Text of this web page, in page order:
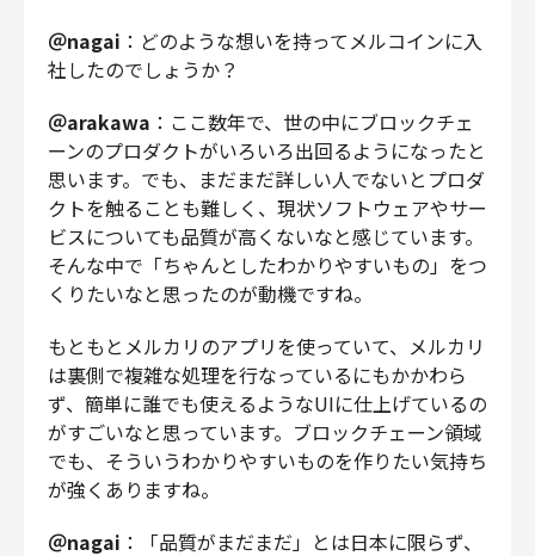
＠nagai ：どのような想いを持ってメルコインに入
社したのでしょうか？
＠arakawa ：ここ数年で、世の中にブロックチェ
ーンのプロダクトがいろいろ出回るようになったと
思います。でも、まだまだ詳しい人でないとプロダ
クトを触ることも難しく、現状ソフトウェアやサー
ビスについても品質が高くないなと感じています。
そんな中で「ちゃんとしたわかりやすいもの」をつ
くりたいなと思ったのが動機ですね。
もともとメルカリのアプリを使っていて、メルカリ
は裏側で複雑な処理を行なっているにもかかわら
ず、簡単に誰でも使えるようなUIに仕上げているの
がすごいなと思っています。ブロックチェーン領域
でも、そういうわかりやすいものを作りたい気持ち
が強くありますね。
＠nagai ：「品質がまだまだ」とは日本に限らず、